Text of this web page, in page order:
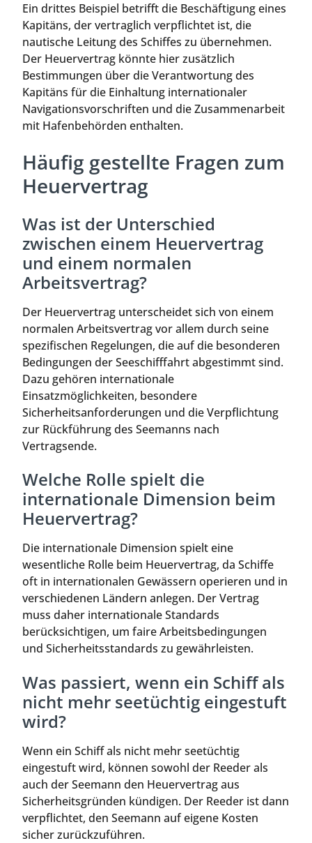
Ein drittes Beispiel betrifft die Beschäftigung eines
Kapitäns, der vertraglich verpflichtet ist, die
nautische Leitung des Schiffes zu übernehmen.
Der Heuervertrag könnte hier zusätzlich
Bestimmungen über die Verantwortung des
Kapitäns für die Einhaltung internationaler
Navigationsvorschriften und die Zusammenarbeit
mit Hafenbehörden enthalten.
Häufig gestellte Fragen zum
Heuervertrag
Was ist der Unterschied
zwischen einem Heuervertrag
und einem normalen
Arbeitsvertrag?
Der Heuervertrag unterscheidet sich von einem
normalen Arbeitsvertrag vor allem durch seine
spezifischen Regelungen, die auf die besonderen
Bedingungen der Seeschifffahrt abgestimmt sind.
Dazu gehören internationale
Einsatzmöglichkeiten, besondere
Sicherheitsanforderungen und die Verpflichtung
zur Rückführung des Seemanns nach
Vertragsende.
Welche Rolle spielt die
internationale Dimension beim
Heuervertrag?
Die internationale Dimension spielt eine
wesentliche Rolle beim Heuervertrag, da Schiffe
oft in internationalen Gewässern operieren und in
verschiedenen Ländern anlegen. Der Vertrag
muss daher internationale Standards
berücksichtigen, um faire Arbeitsbedingungen
und Sicherheitsstandards zu gewährleisten.
Was passiert, wenn ein Schiff als
nicht mehr seetüchtig eingestuft
wird?
Wenn ein Schiff als nicht mehr seetüchtig
eingestuft wird, können sowohl der Reeder als
auch der Seemann den Heuervertrag aus
Sicherheitsgründen kündigen. Der Reeder ist dann
verpflichtet, den Seemann auf eigene Kosten
sicher zurückzuführen.